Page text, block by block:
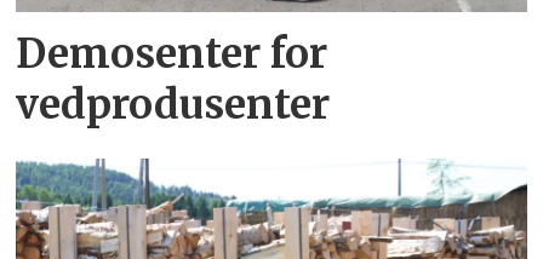
Demosenter for
vedprodusenter